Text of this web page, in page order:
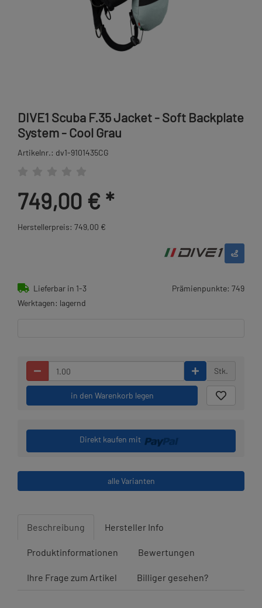
DIVE1 Scuba F.35 Jacket - Soft Backplate
System - Cool Grau
Artikelnr.: dv1-9101435CG
749,00 € *
Herstellerpreis: 749,00 €
Lieferbar in 1-3
Werktagen: lagernd
Prämienpunkte: 749
Stk.
in den Warenkorb legen
Direkt kaufen mit
alle Varianten
Beschreibung Hersteller Info
Produktinformationen Bewertungen
Ihre Frage zum Artikel Billiger gesehen?